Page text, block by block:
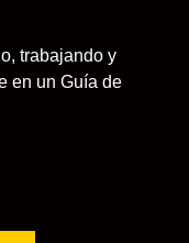
trabajando y
en un Guía de